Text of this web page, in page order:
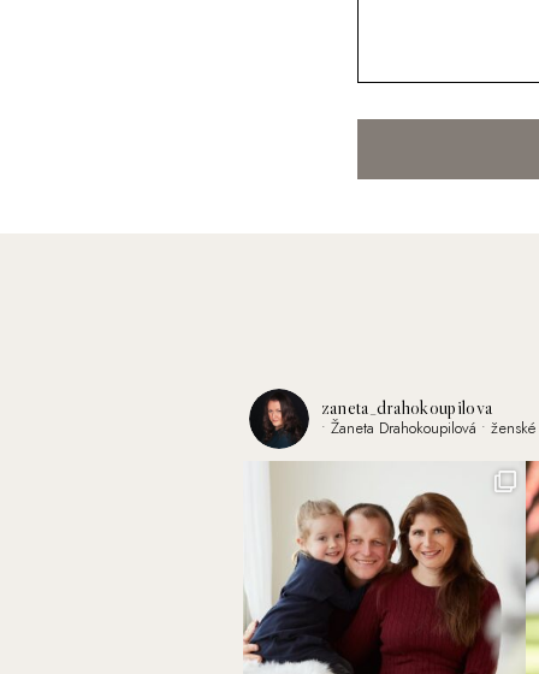
zaneta_drahokoupilova
• Žaneta Drahokoupilová •